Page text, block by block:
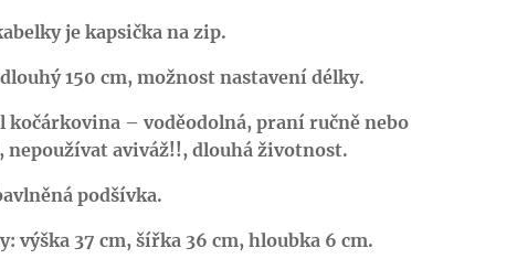
je kapsička na zip.
150 cm, možnost nastavení délky.
kočárkovina – voděodolná, praní ručně nebo
nepoužívat aviváž!!, dlouhá životnost.
podšívka.
výška 37 cm, šířka 36 cm, hloubka 6 cm.